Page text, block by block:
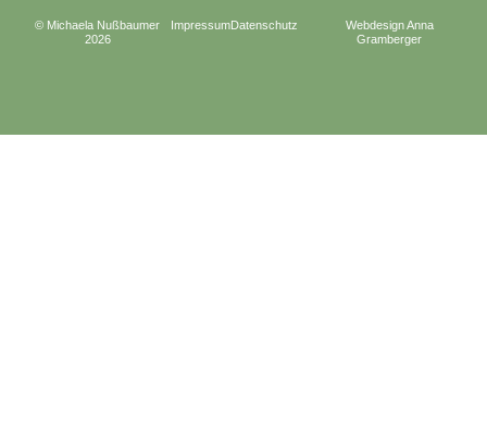
© Michaela Nußbaumer
2026
ImpressumDatenschutz
Webdesign Anna
Gramberger